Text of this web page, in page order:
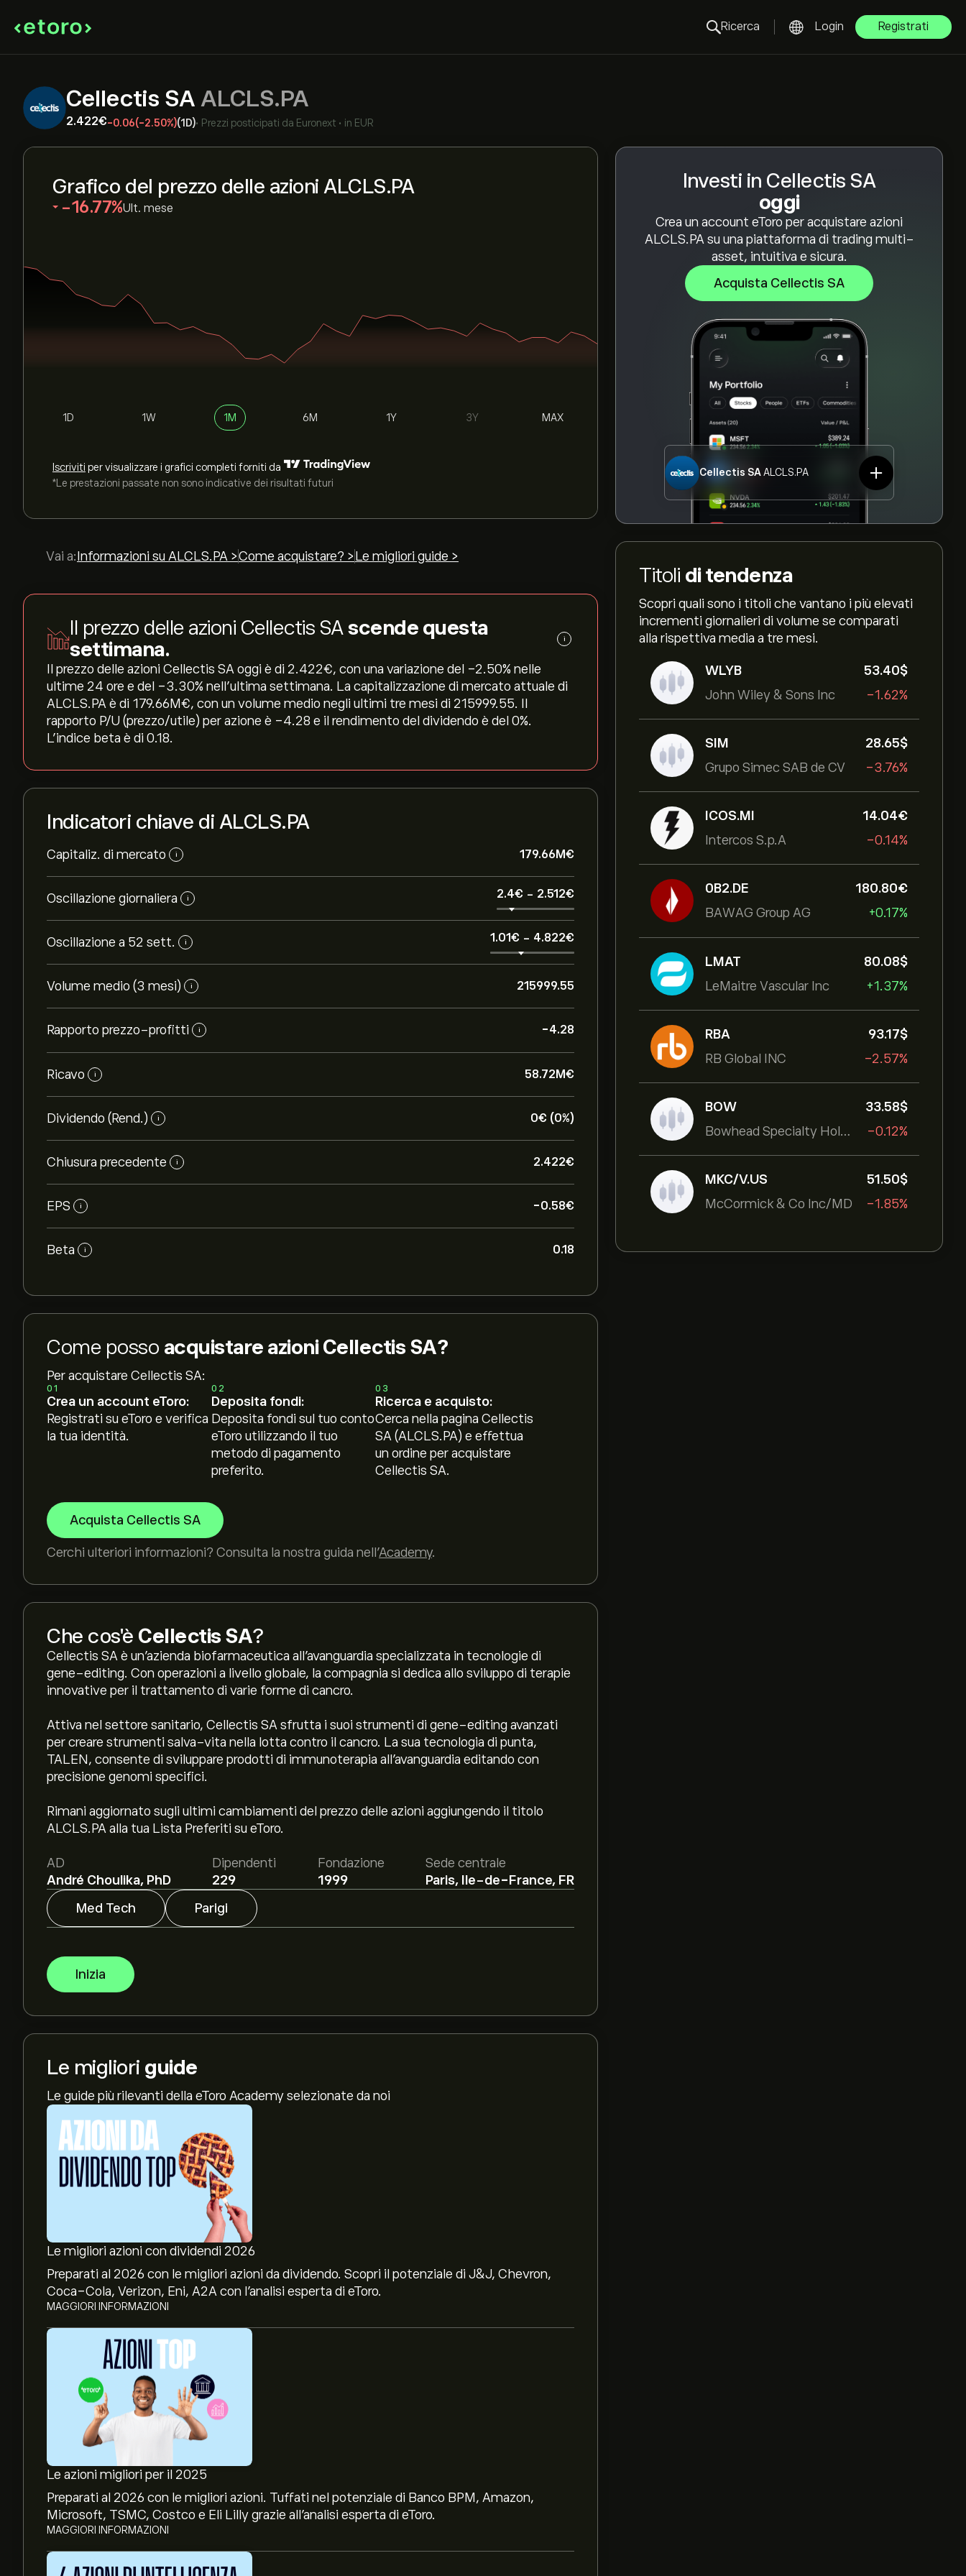
Ricerca Login Registrati
Cellectis SA ALCLS.PA
2.422‎€‎-0.06(-2.50%)(1D)• Prezzi posticipati da Euronext • in EUR
Investi in Cellectis SA
oggi
Crea un account eToro per acquistare azioni
ALCLS.PA su una piattaforma di trading multi-
asset, intuitiva e sicura.
Acquista Cellectis SA
Cellectis SAALCLS.PA
Titoli di tendenza
Scopri quali sono i titoli che vantano i più elevati
incrementi giornalieri di volume se comparati
alla rispettiva media a tre mesi.
WLYB
John Wiley & Sons Inc
53.40‎$‎
-1.62%
SIM
Grupo Simec SAB de CV
28.65‎$‎
-3.76%
ICOS.MI
Intercos S.p.A
14.04‎€‎
-0.14%
0B2.DE
BAWAG Group AG
180.80‎€‎
+0.17%
LMAT
LeMaitre Vascular Inc
80.08‎$‎
+1.37%
RBA
RB Global INC
93.17‎$‎
-2.57%
BOW
Bowhead Specialty Holdings Inc
33.58‎$‎
-0.12%
MKC/V.US
McCormick & Co Inc/MD
51.50‎$‎
-1.85%
Grafico del prezzo delle azioni ALCLS.PA
‎-16.77‎ Ult. mese
1D 1W 1M 6M 1Y 3Y MAX
Iscriviti per visualizzare i grafici completi forniti da
*Le prestazioni passate non sono indicative dei risultati futuri
Vai a: Informazioni su ALCLS.PA >Come acquistare? > Le migliori guide >
Il prezzo delle azioni Cellectis SA scende questa
settimana.
i
Il prezzo delle azioni Cellectis SA oggi è di 2.422‎€‎, con una variazione del ‎-2.50‎% nelle
ultime 24 ore e del ‎-3.30‎% nell'ultima settimana. La capitalizzazione di mercato attuale di
ALCLS.PA è di 179.66M‎€‎, con un volume medio negli ultimi tre mesi di 215999.55. Il
rapporto P/U (prezzo/utile) per azione è -4.28 e il rendimento del dividendo è del 0%.
L'indice beta è di 0.18.
Indicatori chiave di ALCLS.PA
Capitaliz. di mercato i 179.66M‎€‎
Oscillazione giornaliera i 2.4‎€‎ - 2.512‎€‎
Oscillazione a 52 sett. i 1.01‎€‎ - 4.822‎€‎
Volume medio (3 mesi) i 215999.55
Rapporto prezzo-profitti i -4.28
Ricavo i 58.72M‎€‎
Dividendo (Rend.) i 0‎€‎ (0%)
Chiusura precedente i 2.422‎€‎
EPS i -0.58‎€‎
Beta i 0.18
Come posso acquistare azioni Cellectis SA?
Per acquistare Cellectis SA:
01
Crea un account eToro:
Registrati su eToro e verifica
la tua identità.
02
Deposita fondi:
Deposita fondi sul tuo conto
eToro utilizzando il tuo
metodo di pagamento
preferito.
03
Ricerca e acquisto:
Cerca nella pagina Cellectis
SA (ALCLS.PA) e effettua
un ordine per acquistare
Cellectis SA.
Acquista Cellectis SA
Cerchi ulteriori informazioni? Consulta la nostra guida nell’Academy.
Che cos'è Cellectis SA?
Cellectis SA è un'azienda biofarmaceutica all'avanguardia specializzata in tecnologie di
gene-editing. Con operazioni a livello globale, la compagnia si dedica allo sviluppo di terapie
innovative per il trattamento di varie forme di cancro.
Attiva nel settore sanitario, Cellectis SA sfrutta i suoi strumenti di gene-editing avanzati
per creare strumenti salva-vita nella lotta contro il cancro. La sua tecnologia di punta,
TALEN, consente di sviluppare prodotti di immunoterapia all'avanguardia editando con
precisione genomi specifici.
Rimani aggiornato sugli ultimi cambiamenti del prezzo delle azioni aggiungendo il titolo
ALCLS.PA alla tua Lista Preferiti su eToro.
AD
André Choulika, PhD
Dipendenti
229
Fondazione
1999
Sede centrale
Paris, Ile-de-France, FR
Med Tech
Parigi
Inizia
Le migliori guide
Le guide più rilevanti della eToro Academy selezionate da noi
Le migliori azioni con dividendi 2026
Preparati al 2026 con le migliori azioni da dividendo. Scopri il potenziale di J&J, Chevron,
Coca-Cola, Verizon, Eni, A2A con l’analisi esperta di eToro.
MAGGIORI INFORMAZIONI
Le azioni migliori per il 2025
Preparati al 2026 con le migliori azioni. Tuffati nel potenziale di Banco BPM, Amazon,
Microsoft, TSMC, Costco e Eli Lilly grazie all’analisi esperta di eToro.
MAGGIORI INFORMAZIONI